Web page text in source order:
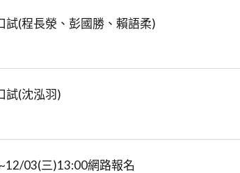
(程長滎、彭國勝、賴語柔)
試(沈泓羽)
03(三)13:00網路報名